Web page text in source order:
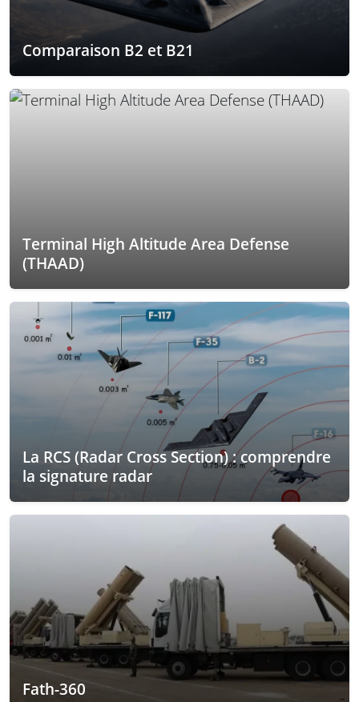
Comparaison B2 et B21
Terminal High Altitude Area Defense
(THAAD)
La RCS (Radar Cross Section) : comprendre
la signature radar
Fath-360